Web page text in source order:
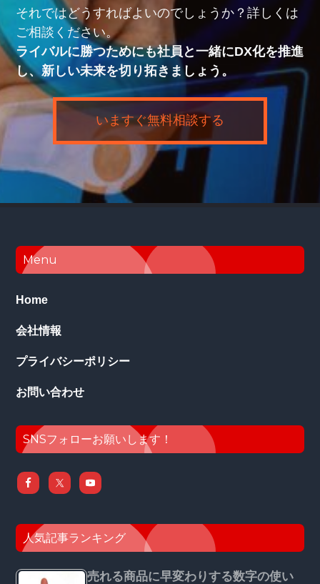
それではどうすればよいのでしょうか？詳しくは
ご相談ください。
ライバルに勝つためにも社員と一緒にDX化を推進
し、新しい未来を切り拓きましょう。
いますぐ無料相談する
Footer
Menu
Home
会社情報
プライバシーポリシー
お問い合わせ
SNSフォローお願いします！
人気記事ランキング
売れる商品に早変わりする数字の使い